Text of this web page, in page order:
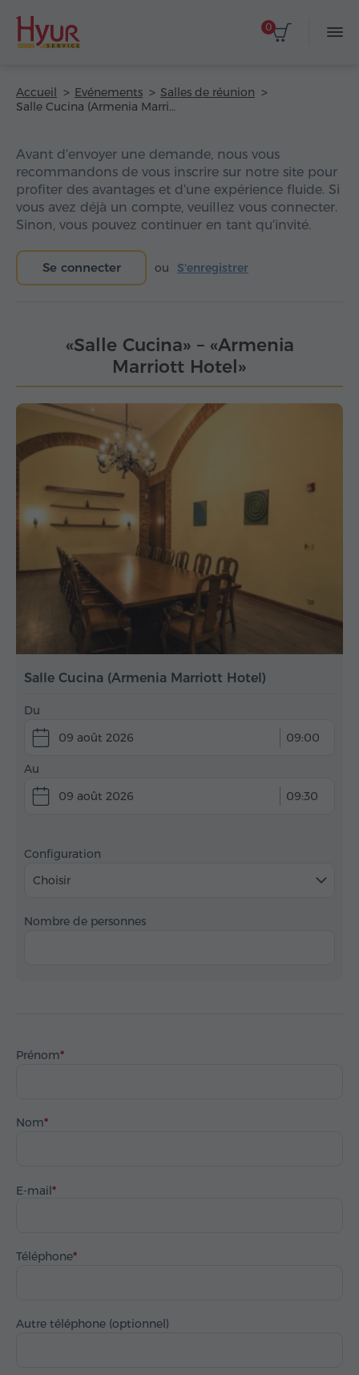
0
Accueil Evénements
Salles de réunion
Salle Cucina (Armenia Marriott Hotel)
Avant d'envoyer une demande, nous vous
recommandons de vous inscrire sur notre site pour
profiter des avantages et d'une expérience fluide. Si
vous avez déjà un compte, veuillez vous connecter.
Sinon, vous pouvez continuer en tant qu'invité.
Se connecter ou S'enregistrer
«Salle Cucina» – «Armenia
Marriott Hotel»
Salle Cucina (Armenia Marriott Hotel)
Du
09 août 2026
09:00
Au
09 août 2026
09:30
Configuration
Choisir
Nombre de personnes
Prénom
Nom
E-mail
Téléphone
Autre téléphone (optionnel)